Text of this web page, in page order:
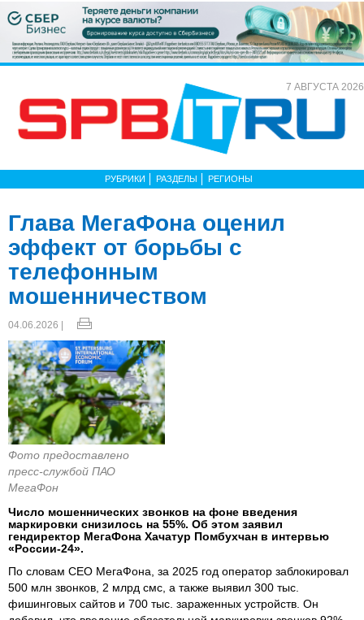
7 АВГУСТА 2026
РУБРИКИ РАЗДЕЛЫ РЕГИОНЫ
Глава МегаФона оценил
эффект от борьбы с
телефонным
мошенничеством
04.06.2026 |
Фото предоставлено
пресс-службой ПАО
МегаФон
Число мошеннических звонков на фоне введения
маркировки снизилось на 55%. Об этом заявил
гендиректор МегаФона Хачатур Помбухчан в интервью
«России-24».
По словам СЕО МегаФона, за 2025 год оператор заблокировал
500 млн звонков, 2 млрд смс, а также выявил 300 тыс.
фишинговых сайтов и 700 тыс. зараженных устройств. Он